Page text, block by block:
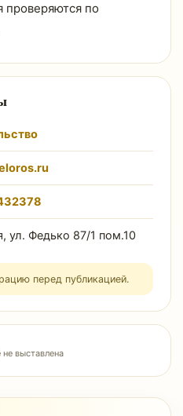
проверяются по
ул. Федько 87/1 пом.10
перед публикацией.
выставлена